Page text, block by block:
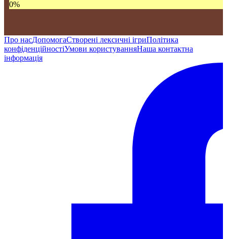
0%
Про насДопомогаСтворені лексичні ігриПолітика
конфіденційностіУмови користуванняНаша контактна
інформація